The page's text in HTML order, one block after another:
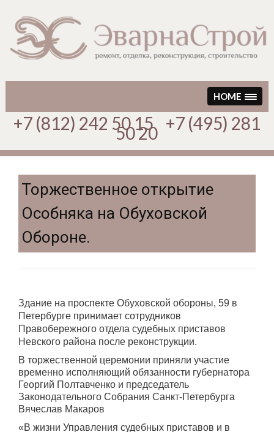
HOME
+7 (812) 242 50 15 +7 (495) 281
50 20
Торжественное открытие
Особняка на Обуховской
Обороне.
Здание на проспекте Обуховской обороны, 59 в
Петербурге принимает сотрудников
Правобережного отдела судебных приставов
Невского района после реконструкции.
В торжественной церемонии приняли участие
временно исполняющий обязанности губернатора
Георгий Полтавченко и председатель
Законодательного Собрания Санкт-Петербурга
Вячеслав Макаров
«В жизни Управления судебных приставов и в